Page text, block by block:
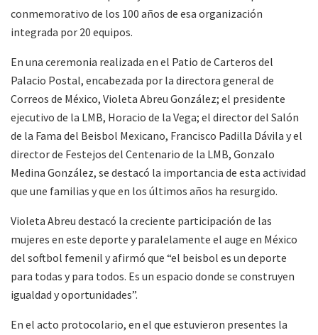
conmemorativo de los 100 años de esa organización
integrada por 20 equipos.
En una ceremonia realizada en el Patio de Carteros del
Palacio Postal, encabezada por la directora general de
Correos de México, Violeta Abreu González; el presidente
ejecutivo de la LMB, Horacio de la Vega; el director del Salón
de la Fama del Beisbol Mexicano, Francisco Padilla Dávila y el
director de Festejos del Centenario de la LMB, Gonzalo
Medina González, se destacó la importancia de esta actividad
que une familias y que en los últimos años ha resurgido.
Violeta Abreu destacó la creciente participación de las
mujeres en este deporte y paralelamente el auge en México
del softbol femenil y afirmó que “el beisbol es un deporte
para todas y para todos. Es un espacio donde se construyen
igualdad y oportunidades”.
En el acto protocolario, en el que estuvieron presentes la